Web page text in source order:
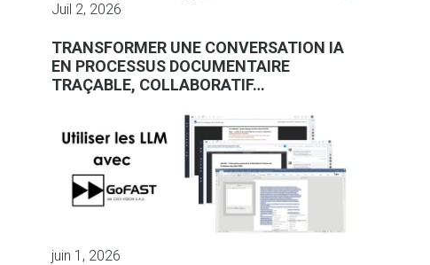
Juil 2, 2026
TRANSFORMER UNE CONVERSATION IA
EN PROCESSUS DOCUMENTAIRE
TRAÇABLE, COLLABORATIF…
juin 1, 2026